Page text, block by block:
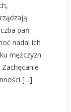
Rosnąca
Siła,
Której
pań
nadal ich
mężczyzn
[…]